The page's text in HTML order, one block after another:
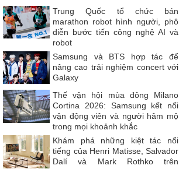
Trung Quốc tổ chức bán
marathon robot hình người, phô
diễn bước tiến công nghệ AI và
robot
Samsung và BTS hợp tác để
nâng cao trải nghiệm concert với
Galaxy
Thế vận hội mùa đông Milano
Cortina 2026: Samsung kết nối
vận động viên và người hâm mộ
trong mọi khoảnh khắc
Khám phá những kiệt tác nổi
tiếng của Henri Matisse, Salvador
Dalí và Mark Rothko trên